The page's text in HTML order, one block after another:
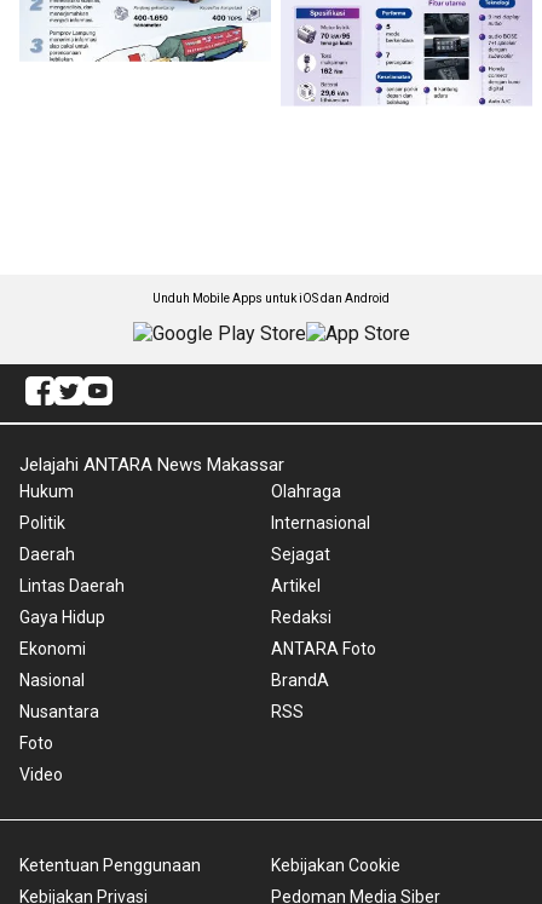
Unduh Mobile Apps untuk iOS dan Android
Jelajahi ANTARA News Makassar
Hukum
Politik
Daerah
Lintas Daerah
Gaya Hidup
Ekonomi
Nasional
Nusantara
Foto
Video
Olahraga
Internasional
Sejagat
Artikel
Redaksi
ANTARA Foto
BrandA
RSS
Ketentuan Penggunaan
Kebijakan Privasi
Kebijakan Cookie
Pedoman Media Siber